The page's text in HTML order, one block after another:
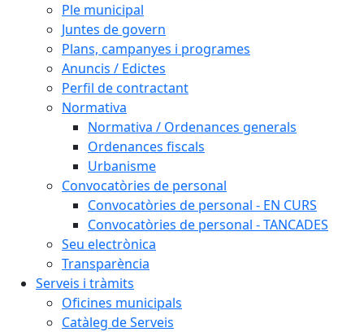
Ple municipal
Juntes de govern
Plans, campanyes i programes
Anuncis / Edictes
Perfil de contractant
Normativa
Normativa / Ordenances generals
Ordenances fiscals
Urbanisme
Convocatòries de personal
Convocatòries de personal - EN CURS
Convocatòries de personal - TANCADES
Seu electrònica
Transparència
Serveis i tràmits
Oficines municipals
Catàleg de Serveis